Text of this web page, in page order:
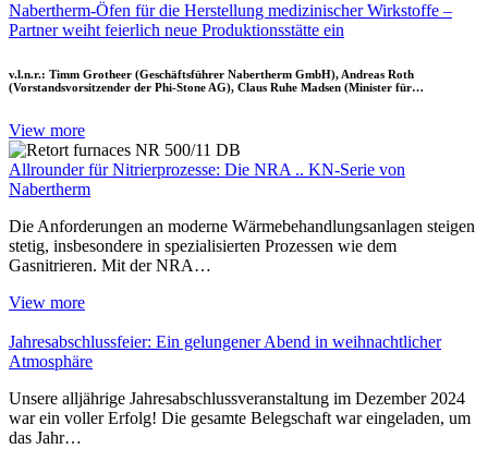
Nabertherm-Öfen für die Herstellung medizinischer Wirkstoffe –
Partner weiht feierlich neue Produktionsstätte ein
v.l.n.r.: Timm Grotheer (Geschäftsführer Nabertherm GmbH), Andreas Roth
(Vorstandsvorsitzender der Phi-Stone AG), Claus Ruhe Madsen (Minister für…
View more
Allrounder für Nitrierprozesse: Die NRA .. KN-Serie von
Nabertherm
Die Anforderungen an moderne Wärmebehandlungsanlagen steigen
stetig, insbesondere in spezialisierten Prozessen wie dem
Gasnitrieren. Mit der NRA…
View more
Jahresabschlussfeier: Ein gelungener Abend in weihnachtlicher
Atmosphäre
Unsere alljährige Jahresabschlussveranstaltung im Dezember 2024
war ein voller Erfolg! Die gesamte Belegschaft war eingeladen, um
das Jahr…